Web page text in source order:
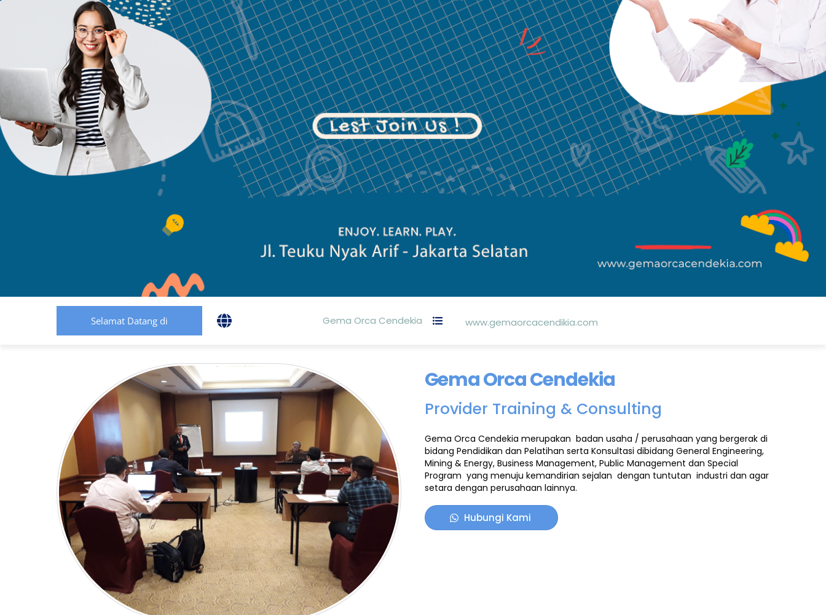
Selamat Datang di Gema Orca Cendekia www.gemaorcacendikia.com
Gema Orca Cendekia
Provider Training & Consulting
Gema Orca Cendekia merupakan badan usaha / perusahaan yang bergerak di
bidang Pendidikan dan Pelatihan serta Konsultasi dibidang General Engineering,
Mining & Energy, Business Management, Public Management dan Special
Program yang menuju kemandirian sejalan dengan tuntutan industri dan agar
setara dengan perusahaan lainnya.
Hubungi Kami